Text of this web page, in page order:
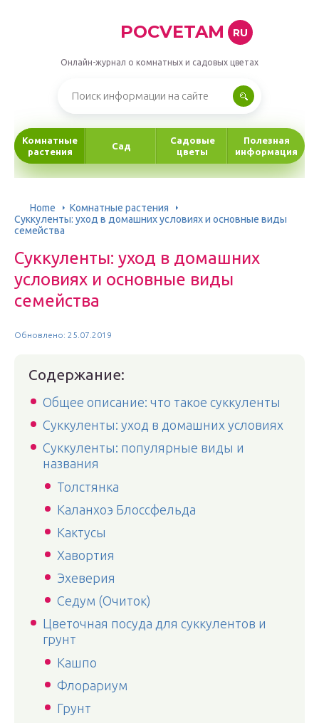
POCVETAM RU
Онлайн-журнал о комнатных и садовых цветах
Комнатные
растения
Сад
Садовые
цветы
Полезная
информация
Home
Комнатные растения
Суккуленты: уход в домашних условиях и основные виды
семейства
Суккуленты: уход в домашних
условиях и основные виды
семейства
Обновлено: 25.07.2019
Содержание:
Общее описание: что такое суккуленты
Суккуленты: уход в домашних условиях
Суккуленты: популярные виды и
названия
Толстянка
Каланхоэ Блоссфельда
Кактусы
Хавортия
Эхеверия
Седум (Очиток)
Цветочная посуда для суккулентов и
грунт
Кашпо
Флорариум
Грунт